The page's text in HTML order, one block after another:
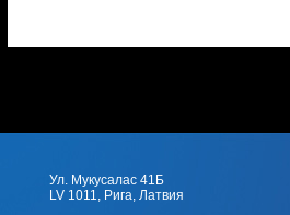
Ул. Мукусалас 41Б
LV 1011, Рига, Латвия